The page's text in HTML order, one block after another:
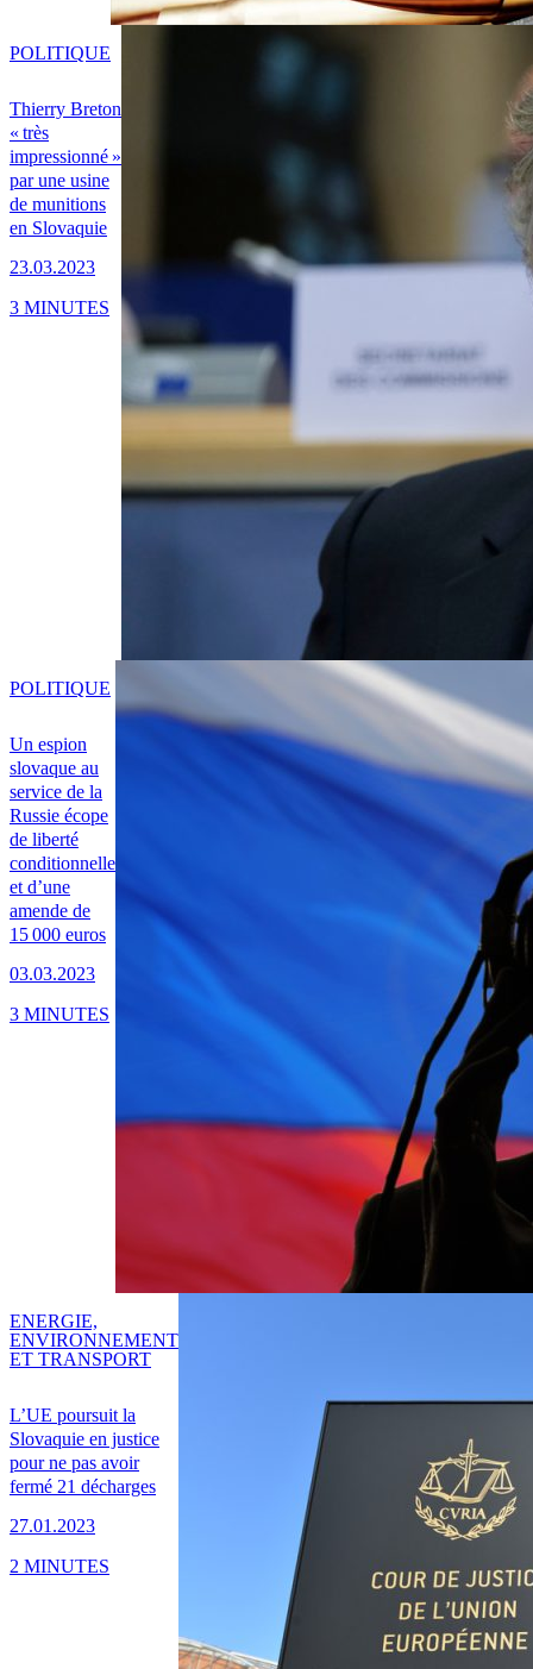
Thierry Breton
« très
impressionné »
par une usine
de munitions
en Slovaquie
23.03.2023
POLITIQUE
3 MINUTES
Un espion
slovaque au
service de la
Russie écope
de liberté
conditionnelle
et d’une
amende de
15 000 euros
03.03.2023
POLITIQUE
3 MINUTES
L’UE poursuit la
Slovaquie en justice
pour ne pas avoir
fermé 21 décharges
27.01.2023
ENERGIE,
ENVIRONNEMENT
ET TRANSPORT
2 MINUTES